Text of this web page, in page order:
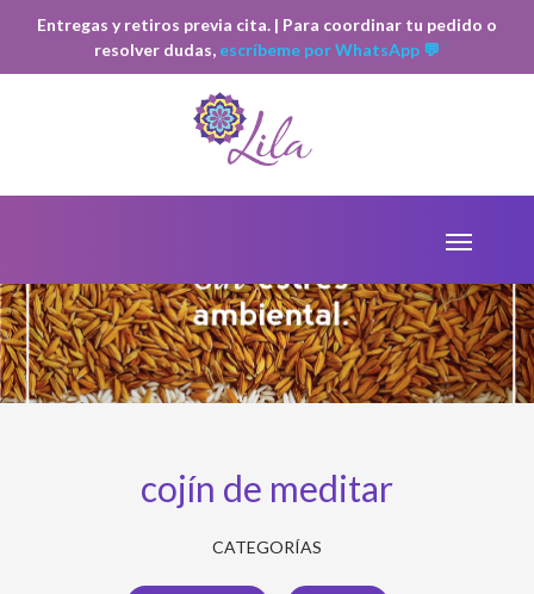
Entregas y retiros previa cita. | Para coordinar tu pedido o
resolver dudas, escríbeme por WhatsApp 💬
cojín de meditar
CATEGORÍAS